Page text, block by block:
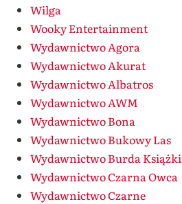
Wilga
Wooky Entertainment
Wydawnictwo Agora
Wydawnictwo Akurat
Wydawnictwo Albatros
Wydawnictwo AWM
Wydawnictwo Bona
Wydawnictwo Bukowy Las
Wydawnictwo Burda Książki
Wydawnictwo Czarna Owca
Wydawnictwo Czarne